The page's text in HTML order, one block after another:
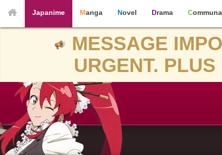
Japanime Manga Novel Drama
MESSAGE
URGENT.